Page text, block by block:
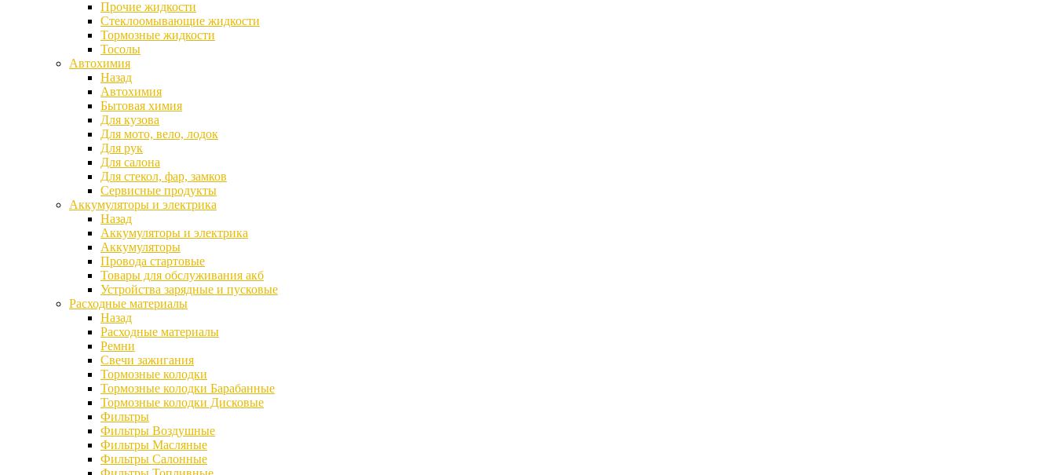
Прочие жидкости
Стеклоомывающие жидкости
Тормозные жидкости
Тосолы
Автохимия
Назад
Автохимия
Бытовая химия
Для кузова
Для мото, вело, лодок
Для рук
Для салона
Для стекол, фар, замков
Сервисные продукты
Аккумуляторы и электрика
Назад
Аккумуляторы и электрика
Аккумуляторы
Провода стартовые
Товары для обслуживания акб
Устройства зарядные и пусковые
Расходные материалы
Назад
Расходные материалы
Ремни
Свечи зажигания
Тормозные колодки
Тормозные колодки Барабанные
Тормозные колодки Дисковые
Фильтры
Фильтры Воздушные
Фильтры Масляные
Фильтры Салонные